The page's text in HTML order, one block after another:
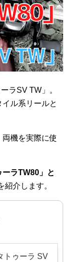
ラSV TW」。
ル系リールと
機を実際に使
ラTW80」と
紹介します。
トゥーラ SV